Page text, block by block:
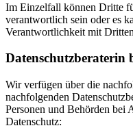
Im Einzelfall können Dritte
verantwortlich sein oder es
Verantwortlichkeit mit
Daten­schutz­beraterin
Wir verfügen über die
nachfolgenden
Personen und Behörden bei
Daten­schutz: